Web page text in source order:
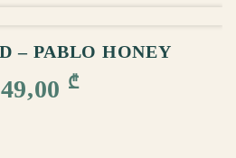
– PABLO HONEY
₾